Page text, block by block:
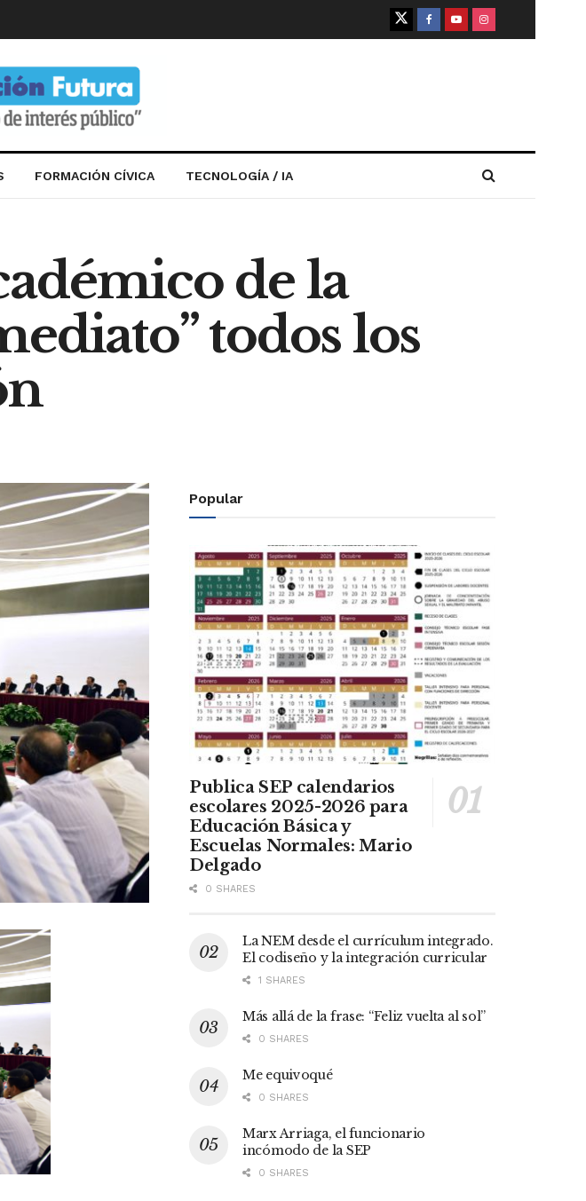
FORMACIÓN CÍVICA TECNOLOGÍA / IA
de la
todos los
Popular
Publica SEP calendarios
escolares 2025-2026 para
Educación Básica y
Escuelas Normales: Mario
Delgado
0 SHARES
La NEM desde el currículum integrado.
El codiseño y la integración curricular
1 SHARES
Más allá de la frase: “Feliz vuelta al sol”
0 SHARES
Me equivoqué
0 SHARES
Marx Arriaga, el funcionario
incómodo de la SEP
0 SHARES